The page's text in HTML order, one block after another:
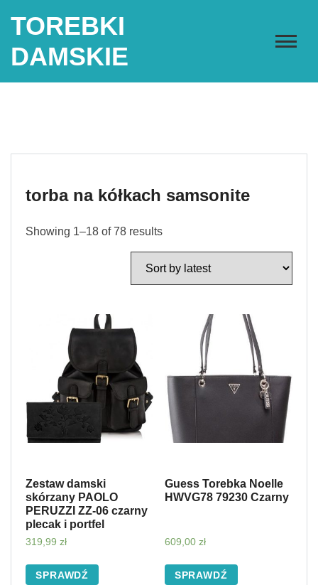
TOREBKI
DAMSKIE
torba na kółkach samsonite
Showing 1–18 of 78 results
Zestaw damski
skórzany PAOLO
PERUZZI ZZ-06 czarny
plecak i portfel
319,99 zł
SPRAWDŹ
Guess Torebka Noelle
HWVG78 79230 Czarny
609,00 zł
SPRAWDŹ